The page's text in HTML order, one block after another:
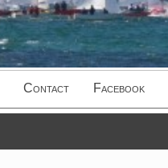
Contact Facebook